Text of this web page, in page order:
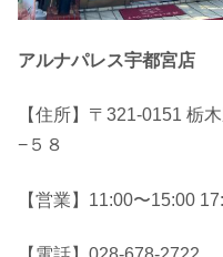
アルナパレス宇都宮店
【住所】〒321-0151 栃
−５８
【営業】11:00〜15:00